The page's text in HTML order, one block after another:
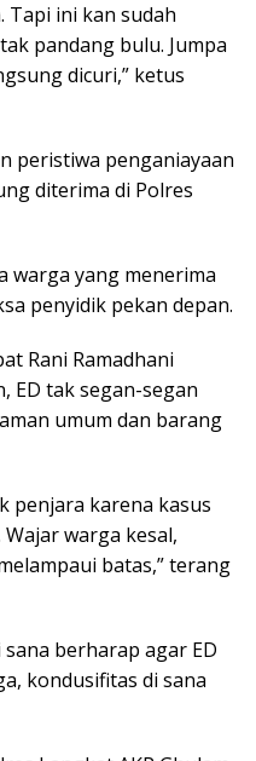
Tapi ini kan sudah
pandang bulu. Jumpa
dicuri,” ketus
peristiwa penganiayaan
diterima di Polres
warga yang menerima
penyidik pekan depan.
Rani Ramadhani
ED tak segan-segan
umum dan barang
penjara karena kasus
warga kesal,
batas,” terang
berharap agar ED
kondusifitas di sana